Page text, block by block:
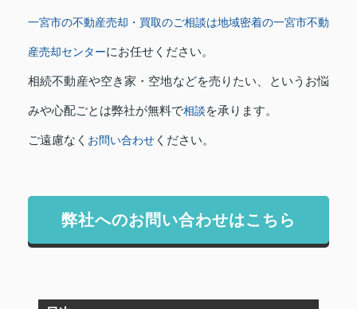
一宮市の不動産売却・買取のご相談は地域密着の一宮市不動
産売却センターにお任せください。
相続不動産や空き家・空地などを売りたい、というお悩
みや心配ごとは弊社が無料で相談を承ります。
ご遠慮なく お問い合わせ ください。
弊社へのお問い合わせはこちら